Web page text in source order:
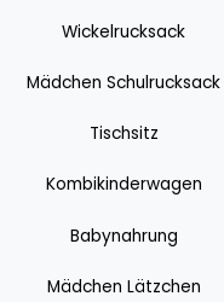
Wickelrucksack
Mädchen Schulrucksack
Tischsitz
Kombikinderwagen
Babynahrung
Mädchen Lätzchen